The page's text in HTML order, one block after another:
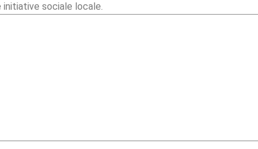
sociale locale.